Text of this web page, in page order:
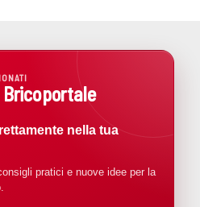
nella tua
pratici e nuove idee per la